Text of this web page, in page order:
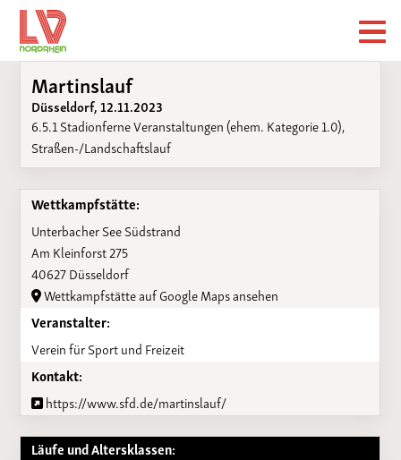
Martinslauf
Düsseldorf, 12.11.2023
6.5.1 Stadionferne Veranstaltungen (ehem. Kategorie 1.0),
Straßen-/Landschaftslauf
Wettkampfstätte:
Unterbacher See Südstrand
Am Kleinforst 275
40627 Düsseldorf
Wettkampfstätte auf Google Maps ansehen
Veranstalter:
Verein für Sport und Freizeit
Kontakt:
https://www.sfd.de/martinslauf/
Läufe und Altersklassen: